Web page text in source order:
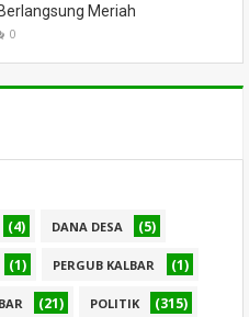
Meriah
0
(4) DANA DESA (5)
(1) PERGUB KALBAR (1)
(21) POLITIK (315)